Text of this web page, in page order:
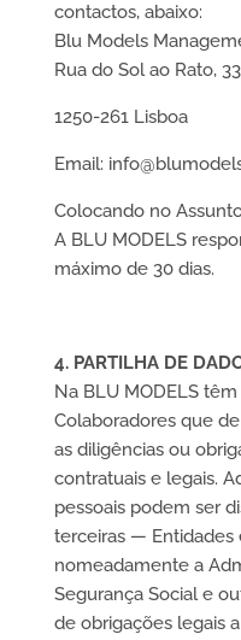
contactos, abaixo:
Blu Models
Rua do Sol ao Rato,
1250-261 Lisboa
Email:
Colocando no
A BLU MODELS
máximo de 30 dias.
4. PARTILHA DE
Na BLU MODELS
Colaboradores que
as diligências ou
contratuais e legais.
pessoais podem ser
terceiras — Entidades
nomeadamente a
Segurança Social e
de obrigações legais